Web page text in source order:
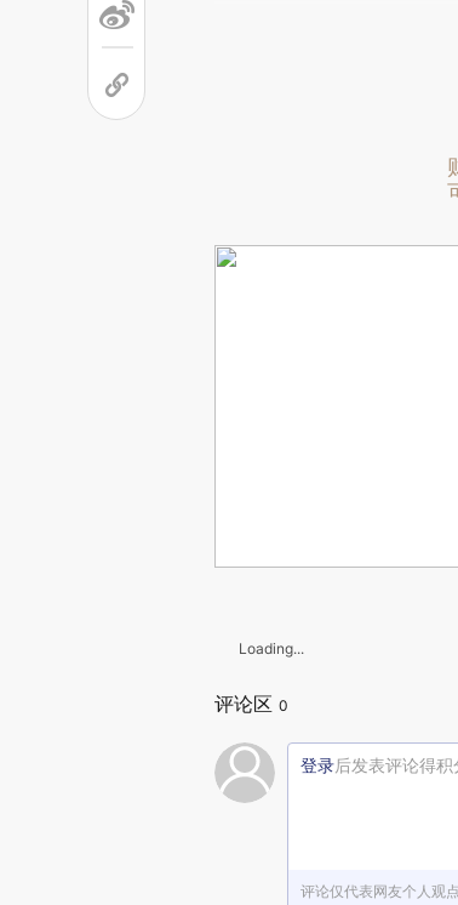
Loading...
评论区 0
登录后发表评论得积
评论仅代表网友个人观